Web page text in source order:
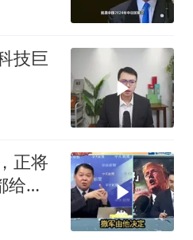
技巨
正将
给伊